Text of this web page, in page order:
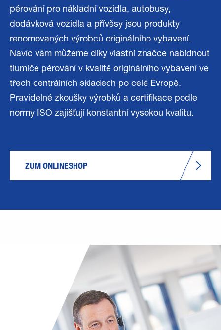
pérování pro nákladní vozidla, autobusy,
dodávková vozidla a přívěsy jsou produkty
renomovaných výrobců originálního vybavení.
Navíc vám můžeme díky vlastní značce nabídnout
tlumiče pérování v kvalitě originálního vybavení ve
třech centrálních skladech po celé Evropě.
Pravidelné zkoušky výrobků a certifikace podle
normy ISO zajišťují konstantní vysokou kvalitu.
ZUM ONLINESHOP